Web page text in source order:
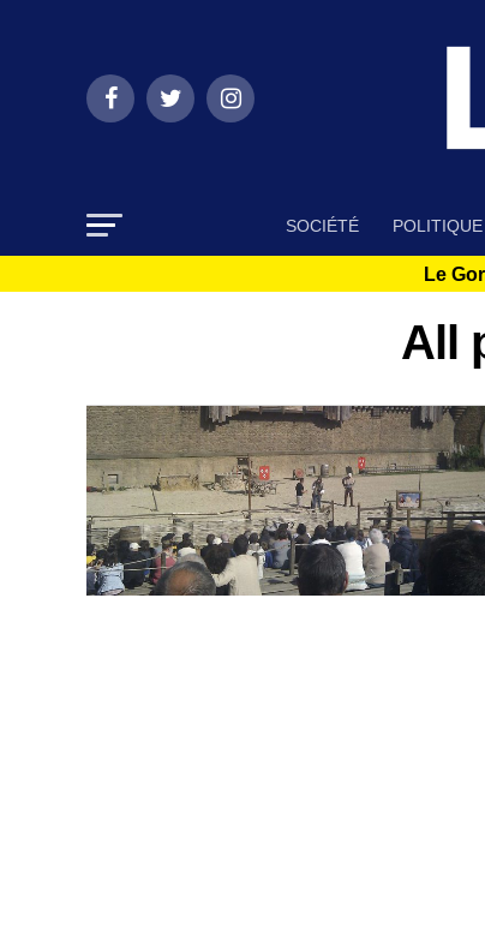
SOCIÉTÉ POLITIQUE
Le
All